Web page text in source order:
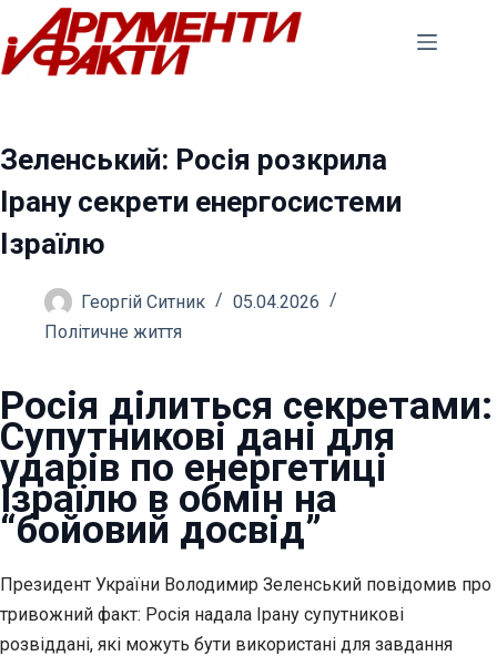
Перейти
до
вмісту
Зеленський: Росія розкрила
Ірану секрети енергосистеми
Ізраїлю
Георгій Ситник
05.04.2026
Політичне життя
Росія ділиться секретами:
Супутникові дані для
ударів по енергетиці
Ізраїлю в обмін на
“бойовий досвід”
Президент України Володимир Зеленський повідомив про
тривожний факт: Росія надала Ірану супутникові
розвіддані, які можуть бути використані для завдання